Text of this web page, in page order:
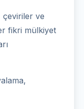
çeviriler ve
fikri mülkiyet